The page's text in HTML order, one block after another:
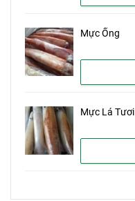
Mực Ống
Mực Lá Tươi